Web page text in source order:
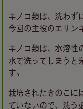
キノコ類は、洗わず
今回の主役のエリン
キノコ類は、水溶性
水で洗ってしまうと
す。
栽培されたきのこに
ていないので、洗う